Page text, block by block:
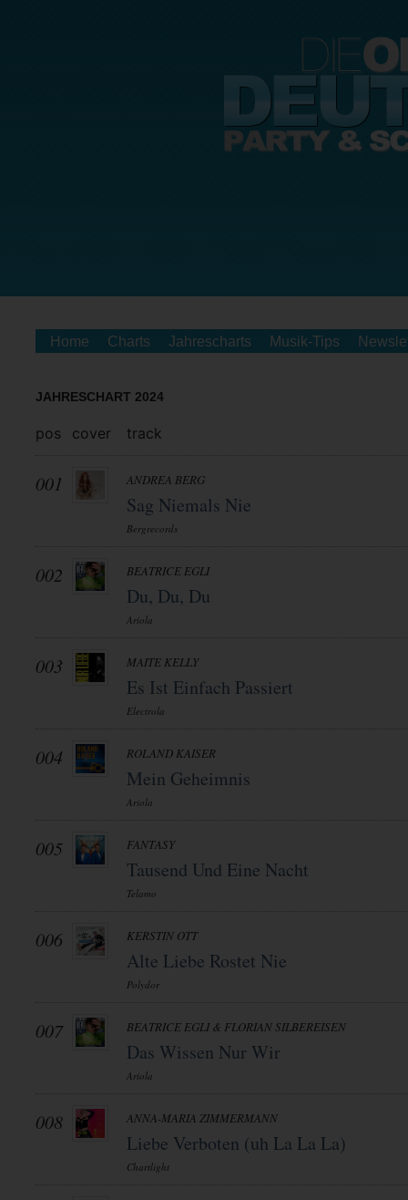
Home Charts Jahrescharts Musik-Tips
JAHRESCHART 2024
pos cover track
001 ANDREA BERG
Sag Niemals Nie
Bergrecords
002 BEATRICE EGLI
Du, Du, Du
Ariola
003 MAITE KELLY
Es Ist Einfach Passiert
Electrola
004 ROLAND KAISER
Mein Geheimnis
Ariola
005 FANTASY
Tausend Und Eine Nacht
Telamo
006 KERSTIN OTT
Alte Liebe Rostet Nie
Polydor
007 BEATRICE EGLI & FLORIAN SILBEREISEN
Das Wissen Nur Wir
Ariola
008 ANNA-MARIA ZIMMERMANN
Liebe Verboten (uh La La La)
Chartlight